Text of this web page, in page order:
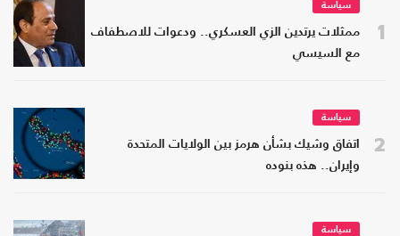
1
سياسة
ممثلات يرتدين الزي العسكري.. ودعوات للاصطفاف
مع السيسي
2
سياسة
اتفاق وشيك بشأن هرمز بين الولايات المتحدة
وإيران.. هذه بنوده
سياسة